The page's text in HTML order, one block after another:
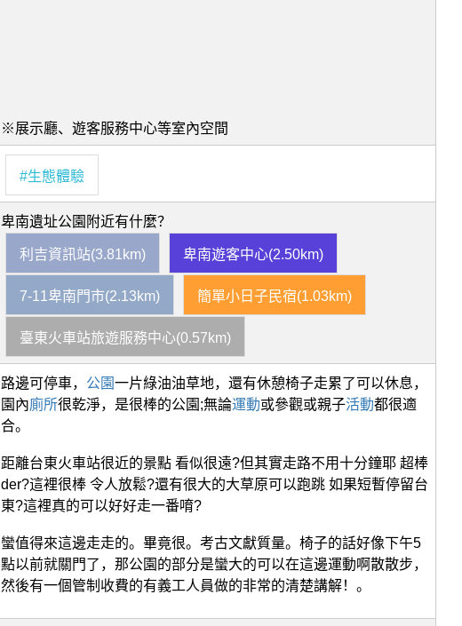
※展示廳、遊客服務中心等室內空間
#生態體驗
卑南遺址公園附近有什麼？
利吉資訊站(3.81km) 卑南遊客中心(2.50km)
7-11卑南門市(2.13km) 簡單小日子民宿(1.03km)
臺東火車站旅遊服務中心(0.57km)
路邊可停車， 公園一片綠油油草地，還有休憩椅子走累了可以休息，
園內廁所很乾淨，是很棒的公園;無論運動或參觀或親子活動都很適
合。
距離台東火車站很近的景點 看似很遠?但其實走路不用十分鐘耶 超棒
der?這裡很棒 令人放鬆?還有很大的大草原可以跑跳 如果短暫停留台
東?這裡真的可以好好走一番唷?
蠻值得來這邊走走的。畢竟很。考古文獻質量。椅子的話好像下午5
點以前就關門了，那公園的部分是蠻大的可以在這邊運動啊散散步，
然後有一個管制收費的有義工人員做的非常的清楚講解！。